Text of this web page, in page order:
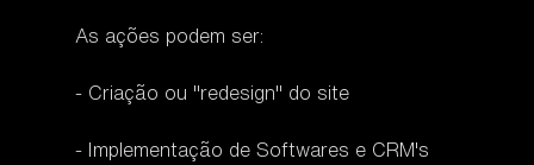
As ações podem ser:
- Criação ou "redesign" do site
- Implementação de Softwares e CRM's